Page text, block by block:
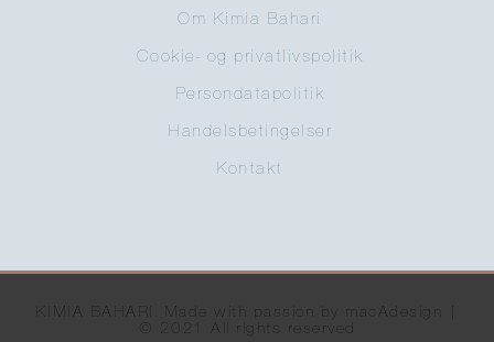
Om Kimia Bahari
Cookie- og privatlivspolitik
Persondatapolitik
Handelsbetingelser
Kontakt
KIMIA BAHARI. Made with passion by macAdesign |
© 2021 All rights reserved​